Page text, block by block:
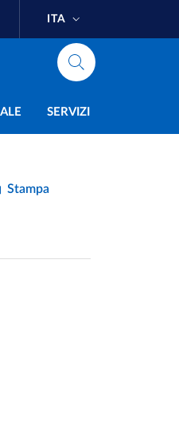
ITA
SERVIZI
Stampa